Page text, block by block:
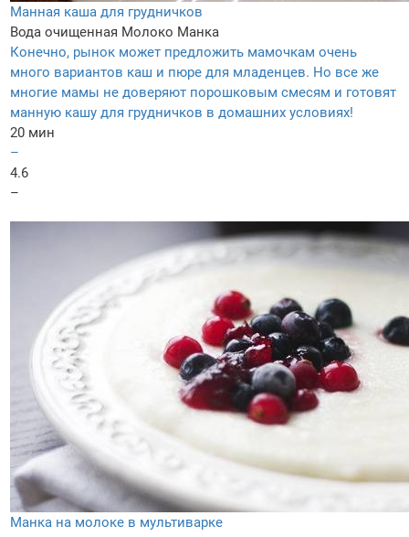
Манная каша для грудничков
Вода очищенная Молоко Манка
Конечно, рынок может предложить мамочкам очень
много вариантов каш и пюре для младенцев. Но все же
многие мамы не доверяют порошковым смесям и готовят
манную кашу для грудничков в домашних условиях!
20 мин
–
4.6
–
Манка на молоке в мультиварке